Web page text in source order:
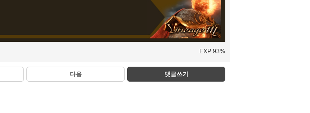
EXP 93%
다음 댓글쓰기